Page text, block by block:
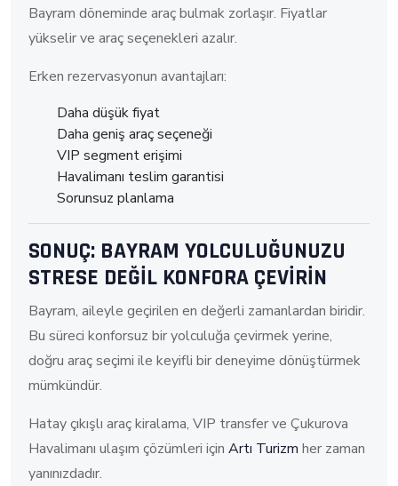
Bayram döneminde araç bulmak zorlaşır. Fiyatlar
yükselir ve araç seçenekleri azalır.
Erken rezervasyonun avantajları:
Daha düşük fiyat
Daha geniş araç seçeneği
VIP segment erişimi
Havalimanı teslim garantisi
Sorunsuz planlama
SONUÇ: BAYRAM YOLCULUĞUNUZU
STRESE DEĞİL KONFORA ÇEVİRİN
Bayram, aileyle geçirilen en değerli zamanlardan biridir.
Bu süreci konforsuz bir yolculuğa çevirmek yerine,
doğru araç seçimi ile keyifli bir deneyime dönüştürmek
mümkündür.
Hatay çıkışlı araç kiralama, VIP transfer ve Çukurova
Havalimanı ulaşım çözümleri için Artı Turizm her zaman
yanınızdadır.